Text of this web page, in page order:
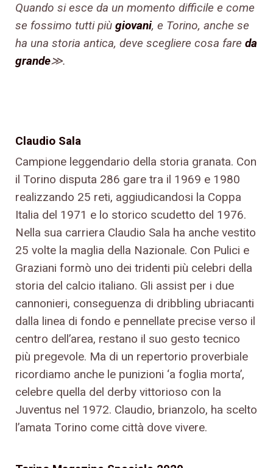
Quando si esce da un momento difficile e come
se fossimo tutti più giovani, e Torino, anche se
ha una storia antica, deve scegliere cosa fare da
grande≫.
Claudio Sala
Campione leggendario della storia granata. Con
il Torino disputa 286 gare tra il 1969 e 1980
realizzando 25 reti, aggiudicandosi la Coppa
Italia del 1971 e lo storico scudetto del 1976.
Nella sua carriera Claudio Sala ha anche vestito
25 volte la maglia della Nazionale. Con Pulici e
Graziani formò uno dei tridenti più celebri della
storia del calcio italiano. Gli assist per i due
cannonieri, conseguenza di dribbling ubriacanti
dalla linea di fondo e pennellate precise verso il
centro dell’area, restano il suo gesto tecnico
più pregevole. Ma di un repertorio proverbiale
ricordiamo anche le punizioni ‘a foglia morta’,
celebre quella del derby vittorioso con la
Juventus nel 1972. Claudio, brianzolo, ha scelto
l’amata Torino come città dove vivere.